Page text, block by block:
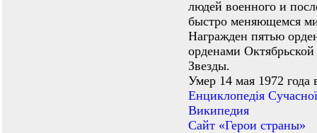
людей военного и
быстро меняющемся
Награжден пятью
орденами
Звезды.
Умер 14 мая 1972
Енциклопедiя
Википедия
Сайт «Герои страны»